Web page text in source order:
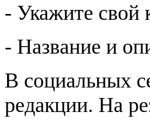
- Укажите свой
- Название и
В социальных
редакции. На